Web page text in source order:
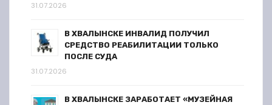
31.07.2026
В ХВАЛЫНСКЕ ИНВАЛИД ПОЛУЧИЛ
СРЕДСТВО РЕАБИЛИТАЦИИ ТОЛЬКО
ПОСЛЕ СУДА
31.07.2026
В ХВАЛЫНСКЕ ЗАРАБОТАЕТ «МУЗЕЙНАЯ